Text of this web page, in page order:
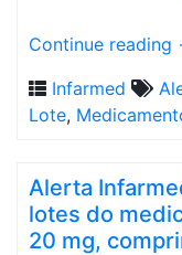
Continue reading
Infarmed
Lote,
Alerta
lotes do
20 mg,